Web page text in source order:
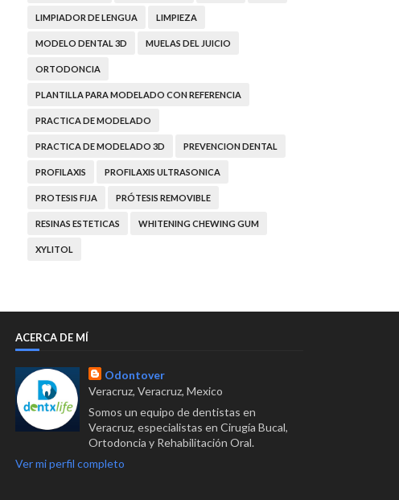
LIMPIADOR DE LENGUA LIMPIEZA
MODELO DENTAL 3D MUELAS DEL JUICIO
ORTODONCIA
PLANTILLA PARA MODELADO CON REFERENCIA
PRACTICA DE MODELADO
PRACTICA DE MODELADO 3D PREVENCION DENTAL
PROFILAXIS PROFILAXIS ULTRASONICA
PROTESIS FIJA PRÓTESIS REMOVIBLE
RESINAS ESTETICAS WHITENING CHEWING GUM
XYLITOL
ACERCA DE MÍ
Odontover
Veracruz, Veracruz, Mexico
Somos un equipo de dentistas en
Veracruz, especialistas en Cirugía Bucal,
Ortodoncia y Rehabilitación Oral.
Ver mi perfil completo